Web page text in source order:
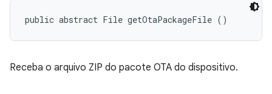
public abstract File getOtaPackageFile ()
Receba o arquivo ZIP do pacote OTA do dispositivo.